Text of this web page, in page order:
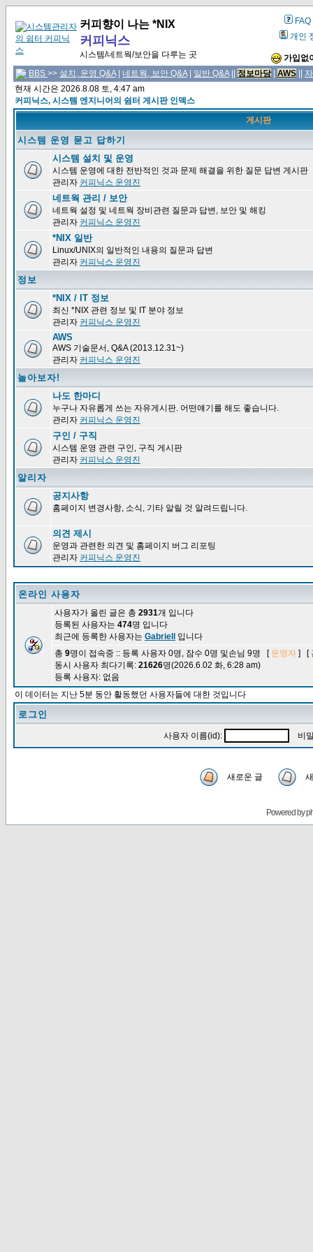
커피향이 나는 *NIX
커피닉스
시스템/네트웍/보안을 다루는 곳
FAQ
개인
가입없
BBS >> 설치, 운영 Q&A| 네트웍, 보안 Q&A| 일반 Q&A|| 정보마당| AWS
현재 시간은 2026.8.08 토, 4:47 am
커피닉스, 시스템 엔지니어의 쉼터 게시판 인덱스
게시판
시스템 운영 묻고 답하기
시스템 설치 및 운영
시스템 운영에 대한 전반적인 것과 문제 해결을 위한 질문 답변 게시판
관리자 커피닉스 운영진
네트웍 관리 / 보안
네트웍 설정 및 네트웍 장비관련 질문과 답변, 보안 및 해킹
관리자 커피닉스 운영진
*NIX 일반
Linux/UNIX의 일반적인 내용의 질문과 답변
관리자 커피닉스 운영진
정보
*NIX / IT 정보
최신 *NIX 관련 정보 및 IT 분야 정보
관리자 커피닉스 운영진
AWS
AWS 기술문서, Q&A (2013.12.31~)
관리자 커피닉스 운영진
놀아보자!
나도 한마디
누구나 자유롭게 쓰는 자유게시판. 어떤얘기를 해도 좋습니다.
관리자 커피닉스 운영진
구인 / 구직
시스템 운영 관련 구인, 구직 게시판
관리자 커피닉스 운영진
알리자
공지사항
홈페이지 변경사항, 소식, 기타 알릴 것 알려드립니다.
의견 제시
운영과 관련한 의견 및 홈페이지 버그 리포팅
관리자 커피닉스 운영진
온라인 사용자
사용자가 올린 글은 총 2931개 입니다
등록된 사용자는 474명 입니다
최근에 등록한 사용자는 Gabriell
입니다
총 9명이 접속중 :: 등록 사용자 0명, 잠수 0명 및손님 9명 [ 운영자 ] [
동시 사용자 최다기록: 21626명(2026.6.02 화, 6:28 am)
등록 사용자: 없음
이 데이터는 지난 5분 동안 활동했던 사용자들에 대한 것입니다
로그인
사용자 이름(id): 비
새로운 글
Powered by